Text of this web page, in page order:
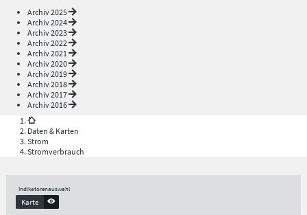
Archiv 2025
Archiv 2024
Archiv 2023
Archiv 2022
Archiv 2021
Archiv 2020
Archiv 2019
Archiv 2018
Archiv 2017
Archiv 2016
Daten & Karten
Strom
Stromverbrauch
Indikatorenauswahl
Karte